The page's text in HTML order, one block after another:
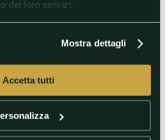
dei loro servizi.
Mostra dettagli
Accetta tutti
cosa stava mangiando dopo
Francia, prova a tornare in
#Banana
#Francia
#Portogallo